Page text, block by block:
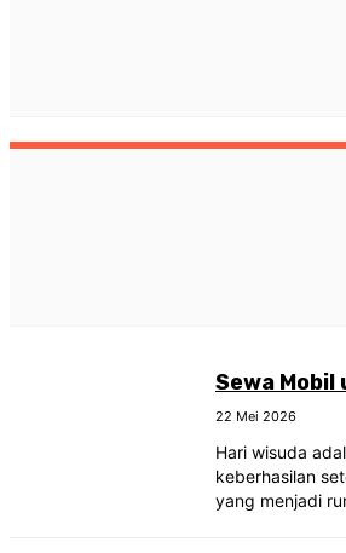
Sewa Mobil
22 Mei 2026
Hari wisuda
keberhasilan
yang menjadi